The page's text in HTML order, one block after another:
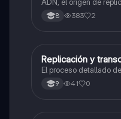
ARN y traducción de
8 383 2
Biologia
Replicación y
El proceso detallado
9 41 0